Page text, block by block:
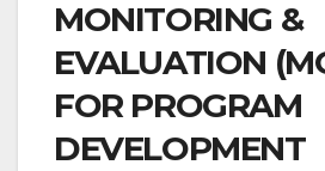
MONITORING &
EVALUATION
FOR PROGRAM
DEVELOPMENT